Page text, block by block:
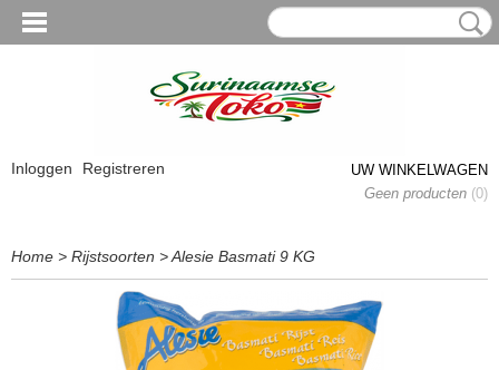
Inloggen Registreren
UW WINKELWAGEN
Geen producten (0)
Home > Rijstsoorten >Alesie Basmati 9 KG